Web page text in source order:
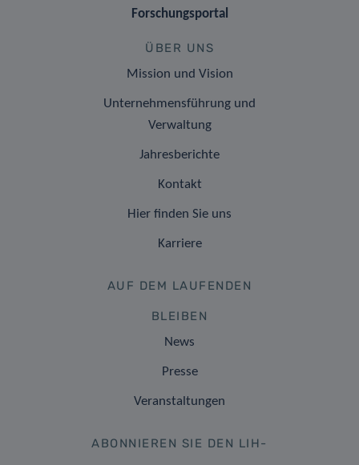
Forschungsportal
ÜBER UNS
Mission und Vision
Unternehmensführung und
Verwaltung
Jahresberichte
Kontakt
Hier finden Sie uns
Karriere
AUF DEM LAUFENDEN
BLEIBEN
News
Presse
Veranstaltungen
ABONNIEREN SIE DEN LIH-